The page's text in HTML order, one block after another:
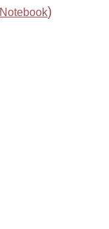
Notebook)